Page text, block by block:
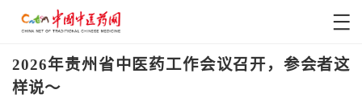
2026年贵州省中医药工作会议召开，参会者这
样说～